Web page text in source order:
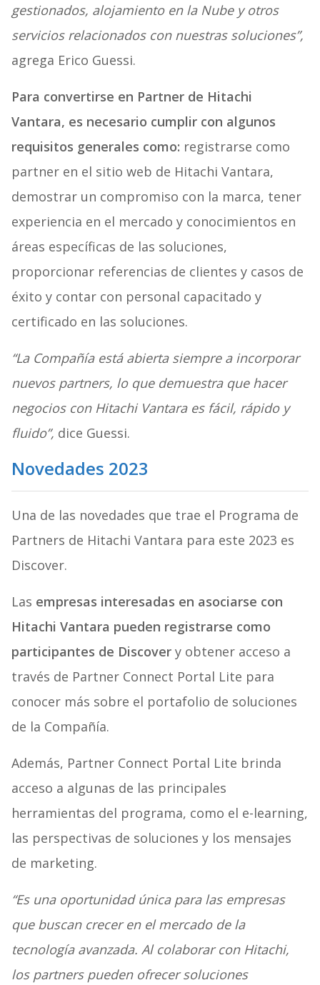
gestionados, alojamiento en la Nube y otros
servicios relacionados con nuestras soluciones”,
agrega Erico Guessi.
Para convertirse en Partner de Hitachi
Vantara, es necesario cumplir con algunos
requisitos generales como: registrarse como
partner en el sitio web de Hitachi Vantara,
demostrar un compromiso con la marca, tener
experiencia en el mercado y conocimientos en
áreas específicas de las soluciones,
proporcionar referencias de clientes y casos de
éxito y contar con personal capacitado y
certificado en las soluciones.
“La Compañía está abierta siempre a incorporar
nuevos partners, lo que demuestra que hacer
negocios con Hitachi Vantara es fácil, rápido y
fluido”, dice Guessi.
Novedades 2023
Una de las novedades que trae el Programa de
Partners de Hitachi Vantara para este 2023 es
Discover.
Las empresas interesadas en asociarse con
Hitachi Vantara pueden registrarse como
participantes de Discover y obtener acceso a
través de Partner Connect Portal Lite para
conocer más sobre el portafolio de soluciones
de la Compañía.
Además, Partner Connect Portal Lite brinda
acceso a algunas de las principales
herramientas del programa, como el e-learning,
las perspectivas de soluciones y los mensajes
de marketing.
“Es una oportunidad única para las empresas
que buscan crecer en el mercado de la
tecnología avanzada. Al colaborar con Hitachi,
los partners pueden ofrecer soluciones